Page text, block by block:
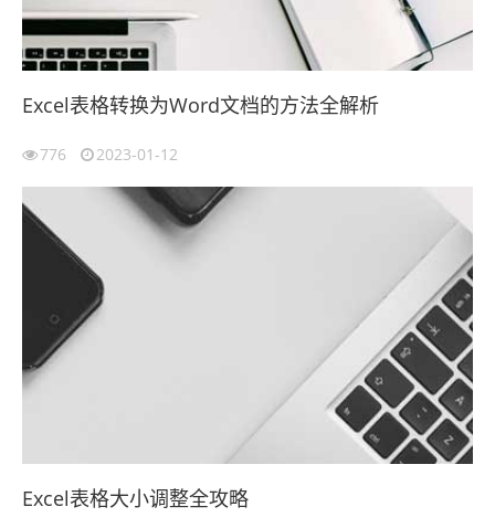
Excel表格转换为Word文档的方法全解析
776 2023-01-12
Excel表格大小调整全攻略